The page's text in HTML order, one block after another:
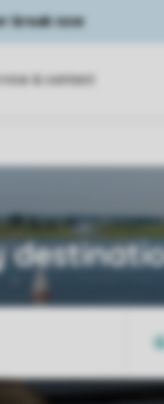
break now
& contact